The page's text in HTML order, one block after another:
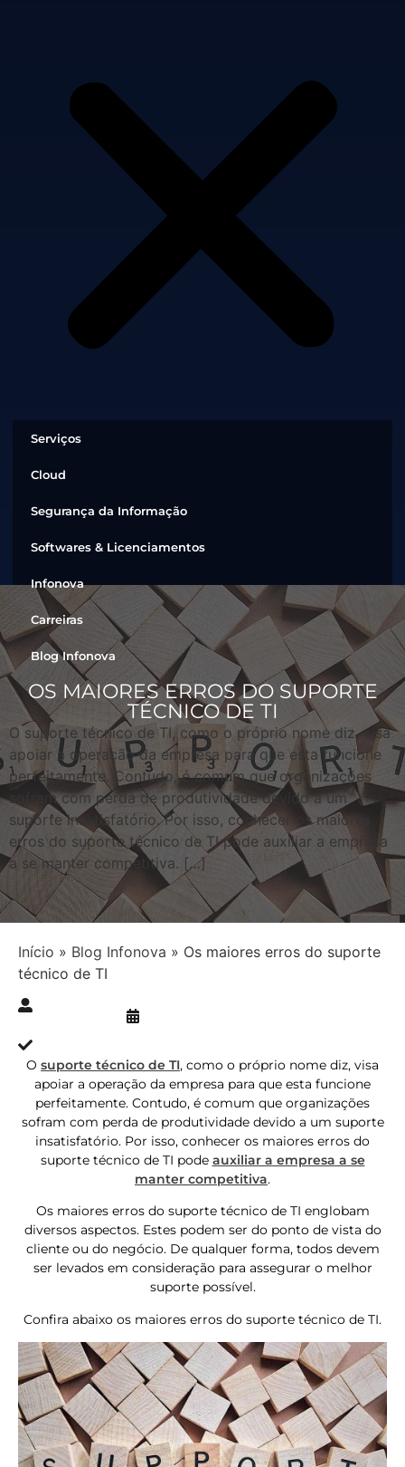
Serviços
Cloud
Segurança da Informação
Softwares & Licenciamentos
Infonova
Carreiras
Blog Infonova
OS MAIORES ERROS DO SUPORTE
TÉCNICO DE TI
O suporte técnico de TI, como o próprio nome diz, visa
apoiar a operação da empresa para que esta funcione
perfeitamente. Contudo, é comum que organizações
sofram com perda de produtividade devido a um
suporte insatisfatório. Por isso, conhecer os maiores
erros do suporte técnico de TI pode auxiliar a empresa
a se manter competitiva. […]
Início » Blog Infonova » Os maiores erros do suporte
técnico de TI
O suporte técnico de TI, como o próprio nome diz, visa
apoiar a operação da empresa para que esta funcione
perfeitamente. Contudo, é comum que organizações
sofram com perda de produtividade devido a um suporte
insatisfatório. Por isso, conhecer os maiores erros do
suporte técnico de TI pode auxiliar a empresa a se
manter competitiva.
Os maiores erros do suporte técnico de TI englobam
diversos aspectos. Estes podem ser do ponto de vista do
cliente ou do negócio. De qualquer forma, todos devem
ser levados em consideração para assegurar o melhor
suporte possível.
Confira abaixo os maiores erros do suporte técnico de TI.